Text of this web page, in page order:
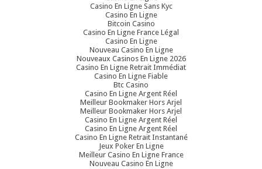
Casino En Ligne Sans Kyc
Casino En Ligne
Bitcoin Casino
Casino En Ligne France Légal
Casino En Ligne
Nouveau Casino En Ligne
Nouveaux Casinos En Ligne 2026
Casino En Ligne Retrait Immédiat
Casino En Ligne Fiable
Btc Casino
Casino En Ligne Argent Réel
Meilleur Bookmaker Hors Arjel
Meilleur Bookmaker Hors Arjel
Casino En Ligne Argent Réel
Casino En Ligne Argent Réel
Casino En Ligne Retrait Instantané
Jeux Poker En Ligne
Meilleur Casino En Ligne France
Nouveau Casino En Ligne